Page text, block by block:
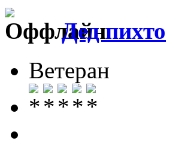
Дед пихто
Ветеран